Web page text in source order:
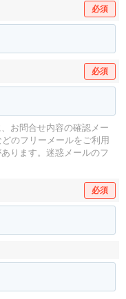
必須
必須
お問合せ内容の確認メー
のフリーメールをご利用
ります。 迷惑メールのフ
必須